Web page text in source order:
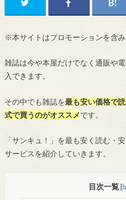
※本サイトはプロモーションを含
雑誌は今や本屋だけでなく通販や
入できます。
その中でも雑誌を最も安い価格で
式で買うのがオススメです。
「サンキュ！」を最も安く読む・
サービスを紹介していきます。
目次一覧 [